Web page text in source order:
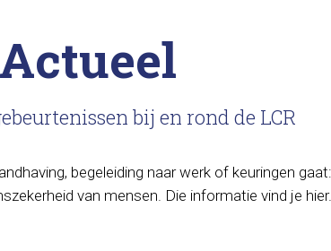
Actueel
bij en rond de LCR
begeleiding naar werk of keuringen
van mensen. Die informatie vind je hier.